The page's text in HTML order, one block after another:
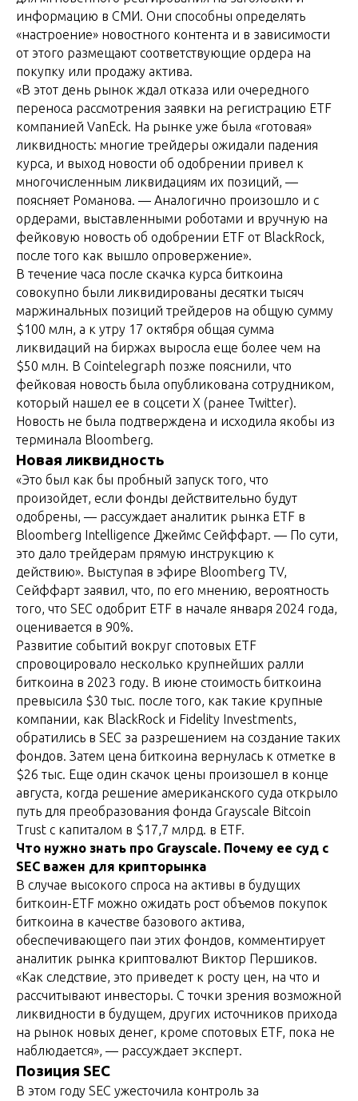
информацию в СМИ. Они способны определять
«настроение» новостного контента и в зависимости
от этого размещают соответствующие ордера на
покупку или продажу актива.
«В этот день рынок ждал отказа или очередного
переноса рассмотрения заявки на регистрацию ETF
компанией VanEck. На рынке уже была «готовая»
ликвидность: многие трейдеры ожидали падения
курса, и выход новости об одобрении привел к
многочисленным ликвидациям их позиций, —
поясняет Романова. — Аналогично произошло и с
ордерами, выставленными роботами и вручную на
фейковую новость об одобрении ETF oт BlackRock,
после того как вышло опровержение».
В течение часа после скачка курса биткоина
совокупно были ликвидированы десятки тысяч
маржинальных позиций трейдеров на общую сумму
$100 млн, а к утру 17 октября общая сумма
ликвидаций на биржах выросла еще более чем на
$50 млн. В Cointelegraph позже пояснили, что
фейковая новость была опубликована сотрудником,
который нашел ее в соцсети X (ранее Twitter).
Новость не была подтверждена и исходила якобы из
терминала Bloomberg.
Новая ликвидность
«Это был как бы пробный запуск того, что
произойдет, если фонды действительно будут
одобрены, — рассуждает аналитик рынка ETF в
Bloomberg Intelligence Джеймс Сейффарт. — По сути,
это дало трейдерам прямую инструкцию к
действию». Выступая в эфире Bloomberg TV,
Сейффарт заявил, что, по его мнению, вероятность
того, что SEC одобрит ETF в начале января 2024 года,
оценивается в 90%.
Развитие событий вокруг спотовых ETF
спровоцировало несколько крупнейших ралли
биткоина в 2023 году. В июне стоимость биткоина
превысила $30 тыс. после того, как такие крупные
компании, как BlackRock и Fidelity Investments,
обратились в SEC за разрешением на создание таких
фондов. Затем цена биткоина вернулась к отметке в
$26 тыс. Еще один скачок цены произошел в конце
августа, когда решение американского суда открыло
путь для преобразования фонда Grayscale Bitcoin
Trust с капиталом в $17,7 млрд. в ETF.
Что нужно знать про Grayscale. Почему ее суд с
SEC важен для крипторынка
В случае высокого спроса на активы в будущих
биткоин-ETF можно ожидать рост объемов покупок
биткоина в качестве базового актива,
обеспечивающего паи этих фондов, комментирует
аналитик рынка криптовалют Виктор Першиков.
«Как следствие, это приведет к росту цен, на что и
рассчитывают инвесторы. С точки зрения возможной
ликвидности в будущем, других источников прихода
на рынок новых денег, кроме спотовых ETF, пока не
наблюдается», — рассуждает эксперт.
Позиция SEC
В этом году SEC ужесточила контроль за